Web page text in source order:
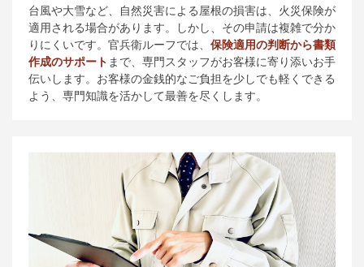
台風や大雪など、自然災害による屋根の損害は、火災保険が
適用される場合があります。しかし、その申請は複雑で分か
りにくいです。官兵衛ルーフでは、 保険適用の判断から書類
作成のサポート まで、専門スタッフがお客様に寄り添いお手
伝いします。お客様の金銭的なご負担を少しでも軽くできる
よう、専門知識を活かして最善を尽くします。